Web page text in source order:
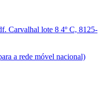
Carvalhal lote 8 4º C, 8125-
a rede móvel nacional)